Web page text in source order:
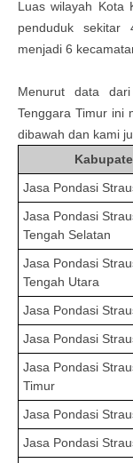
Luas wilayah Kota
penduduk sekitar
menjadi 6
Menurut data
Tenggara Timurini
dibawah dan kami
Jasa Pondasi
Jasa Pondasi
Tengah Selatan
Jasa Pondasi
Tengah Utara
Jasa Pondasi
Jasa Pondasi
Jasa Pondasi
Timur
Jasa Pondasi
Jasa Pondasi